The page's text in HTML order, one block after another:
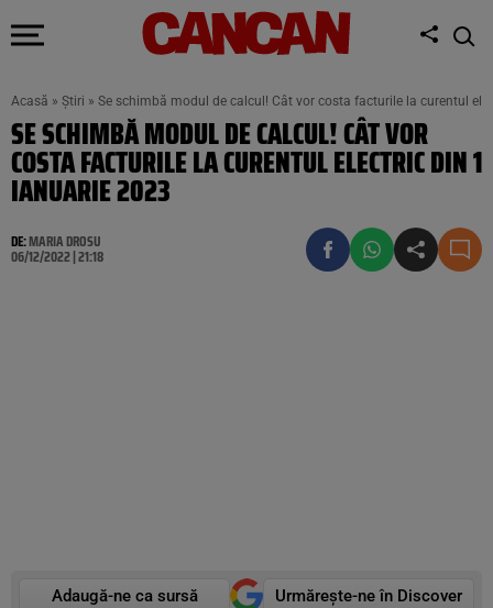
Acasă » Știri » Se schimbă modul de calcul! Cât vor costa facturile la curentul
SE SCHIMBĂ MODUL DE CALCUL! CÂT VOR
COSTA FACTURILE LA CURENTUL ELECTRIC DIN 1
IANUARIE 2023
DE:MARIA DROSU
06/12/2022 | 21:18
Adaugă-ne ca sursă
Urmărește-ne în Discover